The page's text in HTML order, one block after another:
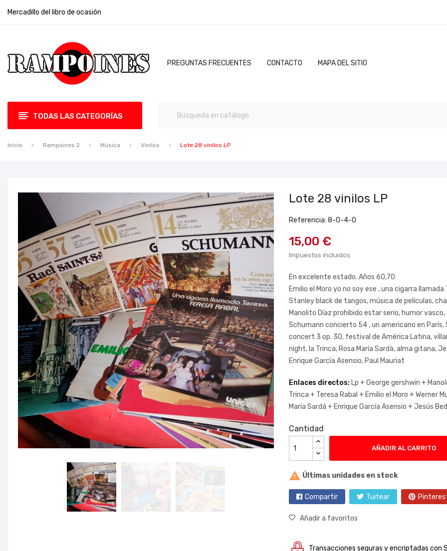
Mercadillo del libro de ocasión
PREGUNTAS FRECUENTES CONTACTO MAPA DEL SITIO
TODAS LAS CATEGORÍAS
Inicio Rampoines 2 Música Vinilos Lote 28 vinilos LP
Lote 28 vinilos LP
Referencia: 8-0-4-0
15,00 €
Impuestos incluidos
En excelente estado. Años 60,70
Emilio el Moro yo no soy ese , una cigarra
Stanley black de tangos, música de películas,
Manolito Díaz prohibido estar serio, humor
Schumann concierto 54 , un americano en
concert 3 op. 30, festival de América Latina,
night, la Trinca, Rosa María Sardà, alma gitana,
Enrique García Asensio, Paul Mauriat
Enlaces directos: Lp +George gershwin +
Trinca + Teresa Rabal + Emilio el Moro +Werner
María Sardá + Enrique García Asensio +Jesús
Cantidad
AÑADIR AL CARRITO
 Últimas unidades en stock
Compartir Tuitear
Añadir a favoritos
Transacciones seguras y encriptadas con